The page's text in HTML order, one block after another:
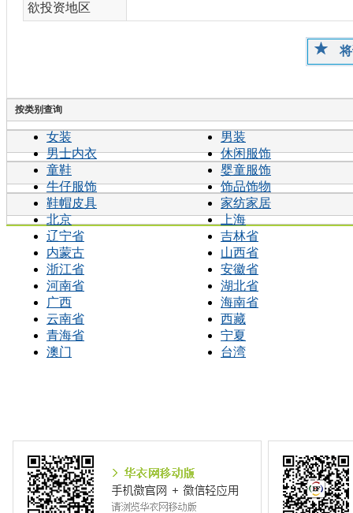
欲投资地区
按类别查询
女装
男装
男士内衣
休闲服饰
童鞋
婴童服饰
牛仔服饰
饰品饰物
鞋帽皮具
家纺家居
北京
上海
辽宁省
吉林省
内蒙古
山西省
浙江省
安徽省
河南省
湖北省
广西
海南省
云南省
西藏
青海省
宁夏
澳门
台湾